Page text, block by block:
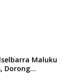
Maluku
Dorong